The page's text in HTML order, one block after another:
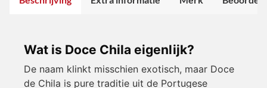
Wat is Doce Chila eigenlijk?
De naam klinkt misschien exotisch, maar Doce
de Chila is pure traditie uit de Portugese